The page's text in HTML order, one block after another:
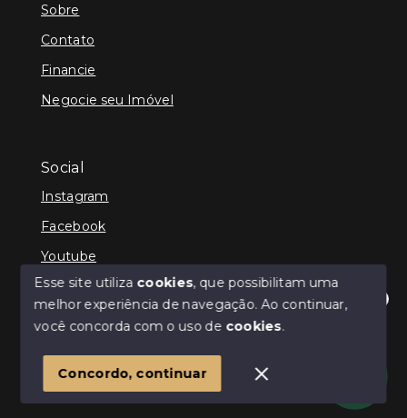
Sobre
Contato
Financie
Negocie seu Imóvel
Social
Instagram
Facebook
Youtube
© Copyright 2026 - ImpactoImob - Todos os direitos
SITE PARA IMOBILIARIA
Olá! Estamos disponíveis para te ajudar.
Esse site utiliza cookies, que possibilitam uma
melhor experiência de navegação.Ao continuar,
você concorda com o uso de cookies.
Concordo, continuar